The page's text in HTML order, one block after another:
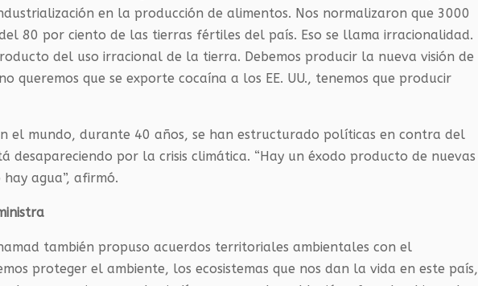
en la producción de alimentos. Nos normalizaron que 3000
80 por ciento de las tierras fértiles del país. Eso se llama irracionalidad.
del uso irracional de la tierra. Debemos producir la nueva visión de
queremos que se exporte cocaína a los EE. UU., tenemos que producir
el mundo, durante 40 años, se han estructurado políticas en contra del
desapareciendo por la crisis climática. “Hay un éxodo producto de nuevas
agua”, afirmó.
también propuso acuerdos territoriales ambientales con el
proteger el ambiente, los ecosistemas que nos dan la vida en este país,